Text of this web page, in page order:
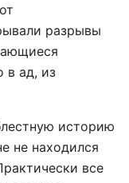
разрывы
в ад, из
историю
не находился
все